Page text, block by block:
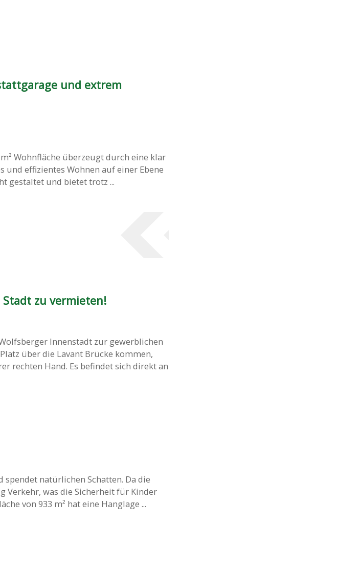
und extrem
Wohnfläche überzeugt durch eine klar
effizientes Wohnen auf einer Ebene
gestaltet und bietet trotz ...
zu vermieten!
Innenstadt zur gewerblichen
über die Lavant Brücke kommen,
rechten Hand. Es befindet sich direkt an
natürlichen Schatten. Da die
Verkehr, was die Sicherheit für Kinder
von 933 m² hat eine Hanglage ...